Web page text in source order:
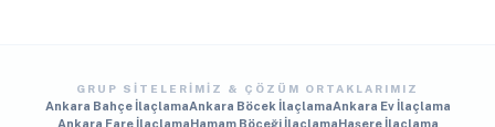
GRUP SITELERIMIZ & ÇÖZÜM ORTAKLARIMIZ
Ankara Bahçe İlaçlamaAnkara Böcek İlaçlamaAnkara Ev İlaçlama
Ankara Fare İlaçlamaHamam Böceği İlaçlamaHaşere İlaçlama